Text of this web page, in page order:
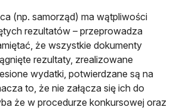
(np. samorząd) ma wątpliwości
rezultatów – przeprowadza
że wszystkie dokumenty
rezultaty, zrealizowane
wydatki, potwierdzane są na
to, że nie załącza się ich do
że w procedurze konkursowej oraz